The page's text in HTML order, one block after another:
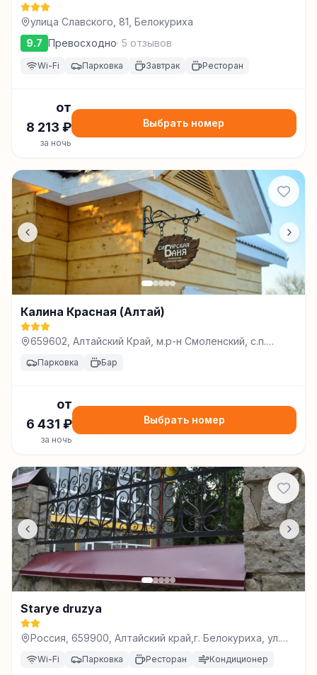
улица Славского, 81, Белокуриха
9.7 Превосходно· 5 отзывов
Wi-Fi Парковка Завтрак Ресторан
от
8 213 ₽
за ночь
Выбрать номер
Калина Красная (Алтай)
659602, Алтайский Край, м.р-н Смоленский, с.п.
Новотырышкинский сельсовет, с Новотырышкино, ул
Беговая, зд. 11Б, Белокуриха
Парковка Бар
от
6 431 ₽
за ночь
Выбрать номер
Starye druzya
Россия, 659900, Алтайский край,г. Белокуриха, ул.
Славского, 21, Белокуриха
Wi-Fi Парковка Ресторан Кондиционер